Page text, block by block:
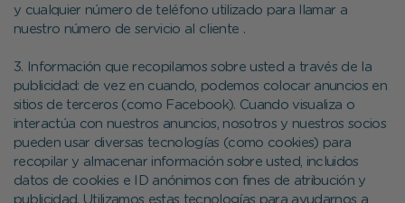
y cualquier número de teléfono utilizado para llamar a
nuestro número de servicio al cliente .
3. Información que recopilamos sobre usted a través de la
publicidad: de vez en cuando, podemos colocar anuncios en
sitios de terceros (como Facebook). Cuando visualiza o
interactúa con nuestros anuncios, nosotros y nuestros socios
pueden usar diversas tecnologías (como cookies) para
recopilar y almacenar información sobre usted, incluidos
datos de cookies e ID anónimos con fines de atribución y
publicidad. Utilizamos estas tecnologías para ayudarnos a